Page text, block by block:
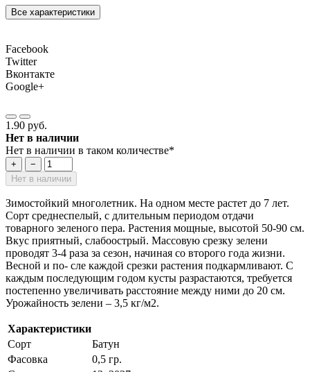
Все характеристики
Facebook
Twitter
Вконтакте
Google+
1.90 руб.
Нет в наличии
Нет в наличии в таком количестве*
+
−
Нет в наличии
Зимостойкий многолетник. На одном месте растет до 7 лет.
Сорт среднеспелый, с длительным периодом отдачи
товарного зеленого пера. Растения мощные, высотой 50-90 см.
Вкус приятный, слабоострый. Массовую срезку зелени
проводят 3-4 раза за сезон, начиная со второго года жизни.
Весной и по- сле каждой срезки растения подкармливают. С
каждым последующим годом кусты разрастаются, требуется
постепенно увеличивать расстояние между ними до 20 см.
Урожайность зелени – 3,5 кг/м2.
Характеристики
Сорт
Батун
Фасовка
0,5 гр.